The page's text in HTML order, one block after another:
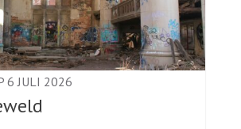
6 JULI 2026